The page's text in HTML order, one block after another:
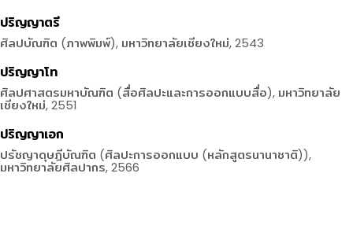
ปริญญาตรี
ศิลปบัณฑิต (ภาพพิมพ์), มหาวิทยาลัยเชียงใหม่, 2543
ปริญญาโท
ศิลปศาสตรมหาบัณฑิต (สื่อศิลปะและการออกแบบสื่อ), มหาวิทยาลัย
เชียงใหม่, 2551
ปริญญาเอก
ปรัชญาดุษฎีบัณฑิต (ศิลปะการออกแบบ (หลักสูตรนานาชาติ)),
มหาวิทยาลัยศิลปากร, 2566